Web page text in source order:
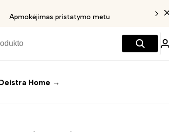
Apmokėjimas pristatymo metu
Home →